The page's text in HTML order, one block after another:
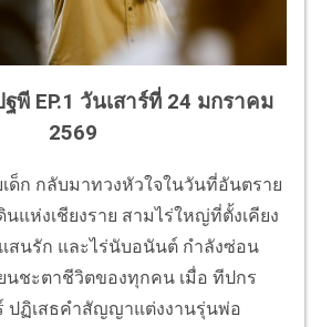
ฐพี EP.1 วันเสาร์ที่ 24 มกราคม
2569
ด็ก กลับมาทวงหัวใจในวันที่อันตราย
แห่งเชียงราย สามไร่ใหญ่ที่ตั้งเคียง
สนรัก และไร่นับอนันต์ กำลังซ่อน
นชะตาชีวิตของทุกคน เมื่อ ทีปกร
ปฏิเสธคำสัญญาแต่งงานรุ่นพ่อ